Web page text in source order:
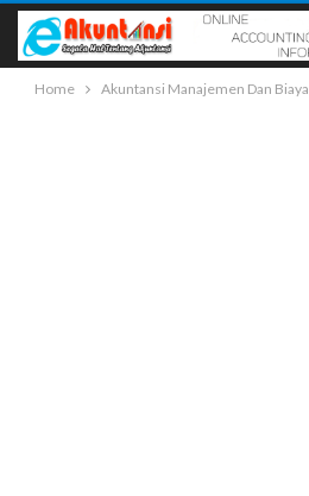
Home Akuntansi Manajemen Dan Biaya